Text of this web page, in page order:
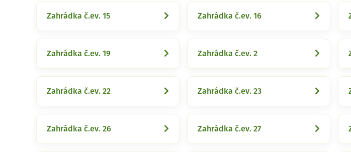
Zahrádka č.ev. 15 Zahrádka č.ev. 16
Zahrádka č.ev. 19 Zahrádka č.ev. 2
Zahrádka č.ev. 22 Zahrádka č.ev. 23
Zahrádka č.ev. 26 Zahrádka č.ev. 27